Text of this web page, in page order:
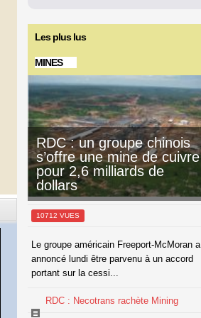
10 août
Lundi
11 août
Mardi
12 août
Mercredi 37° 21°
13 août
Jeudi 36° 22°
Les plus lus
MINES
RDC : un groupe chinois
s’offre une mine de cuivre
pour 2,6 milliards de
dollars
10712 VUES
Le groupe américain Freeport-McMoran a
annoncé lundi être parvenu à un accord
portant sur la cessi...
RDC : Necotrans rachète Mining